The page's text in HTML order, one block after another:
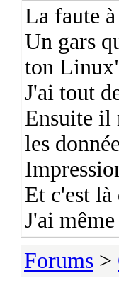
La faute
Un gars
ton
J'ai tout
Ensuite il
les
Et c'est
J'ai
Forums >